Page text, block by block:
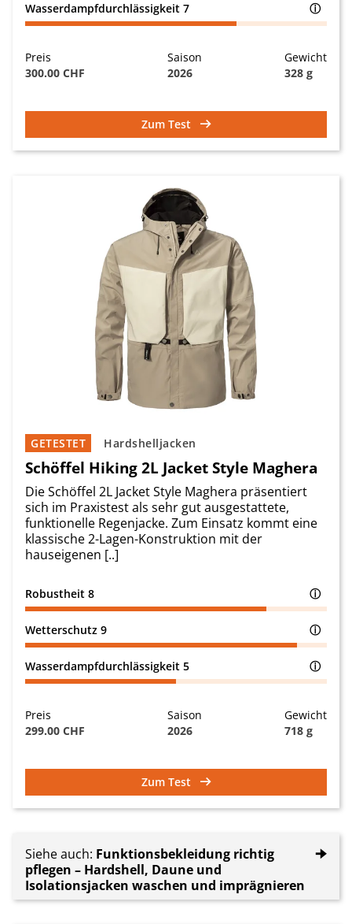
Wasserdampfdurchlässigkeit 7 ⓘ
Preis
300.00 CHF
Saison
2026
Gewicht
328 g
Zum Test
Hardshelljacken
GETESTET
Schöffel Hiking 2L Jacket Style Maghera
Die Schöffel 2L Jacket Style Maghera präsentiert
sich im Praxistest als sehr gut ausgestattete,
funktionelle Regenjacke. Zum Einsatz kommt eine
klassische 2-Lagen-Konstruktion mit der
hauseigenen [..]
Robustheit 8 ⓘ
Wetterschutz 9 ⓘ
Wasserdampfdurchlässigkeit 5 ⓘ
Preis
299.00 CHF
Saison
2026
Gewicht
718 g
Zum Test
Siehe auch: Funktionsbekleidung richtig
pflegen – Hardshell, Daune und
Isolationsjacken waschen und imprägnieren
🠊